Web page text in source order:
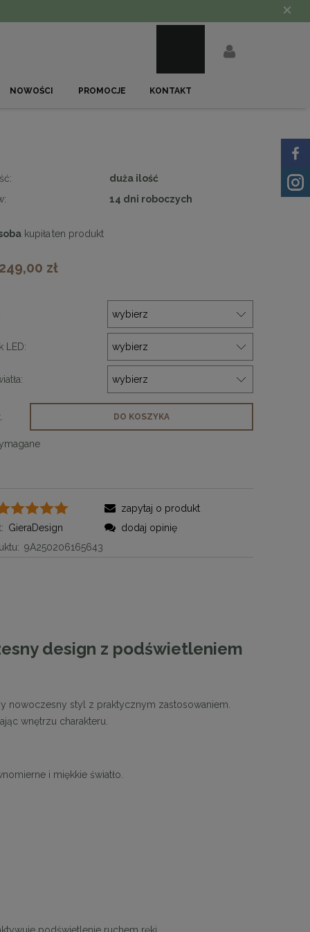
×
NOWOŚCI PROMOCJE KONTAKT
duża ilość
14 dni roboczych
kupiła ten produkt
zł
LED:
DO KOSZYKA
GieraDesign
9A250206165643
zapytaj o produkt
dodaj opinię
design z podświetleniem
nowoczesny styl z praktycznym zastosowaniem.
wnętrzu charakteru.
i miękkie światło.